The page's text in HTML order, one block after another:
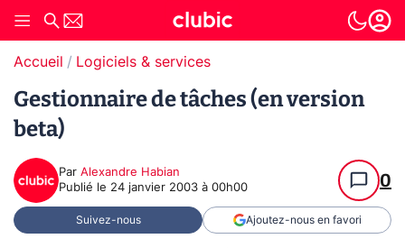
Accueil Logiciels & services
Gestionnaire de tâches (en version
beta)
Par Alexandre Habian
Publié le 24 janvier 2003 à 00h00 0
Suivez-nous Ajoutez-nous en favori